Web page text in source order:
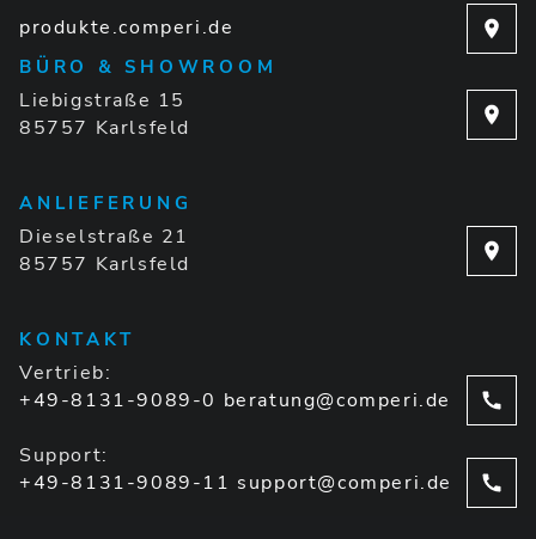
produkte.comperi.de
BÜRO & SHOWROOM
Liebigstraße 15
85757 Karlsfeld
ANLIEFERUNG
Dieselstraße 21
85757 Karlsfeld
KONTAKT
Vertrieb:
+49-8131-9089-0 beratung@comperi.de
Support:
+49-8131-9089-11 support@comperi.de